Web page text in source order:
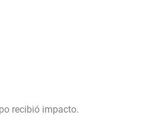
recibió impacto.